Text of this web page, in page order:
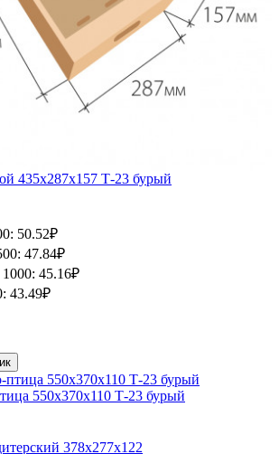
435х287х157 Т-23 бурый
50.52₽
47.84₽
1000: 45.16₽
43.49₽
550х370х110 Т-23 бурый